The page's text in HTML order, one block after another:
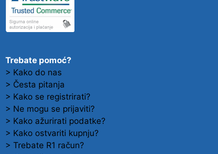
Trebate pomoć?
> Kako do nas
> Česta pitanja
> Kako se registrirati?
> Ne mogu se prijaviti?
> Kako ažurirati podatke?
> Kako ostvariti kupnju?
> Trebate R1 račun?